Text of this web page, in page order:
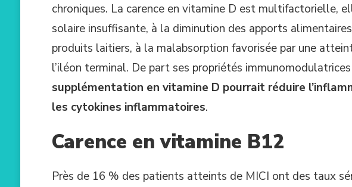
chroniques. La carence en vitamine D est multifactorielle,
solaire insuffisante, à la diminution des apports
produits laitiers, à la malabsorption favorisée par une
l’iléon terminal. De part ses propriétés
supplémentation en vitamine D pourrait réduire
les cytokines inflammatoires.
Carence en vitamine B12
Près de 16 % des patients atteints de MICI ont des taux